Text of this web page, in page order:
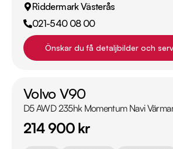
Riddermark Västerås
021-540 08 00
Önskar du få detaljbilder och
Volvo V90
D5 AWD 235hk Momentum Navi
214 900 kr